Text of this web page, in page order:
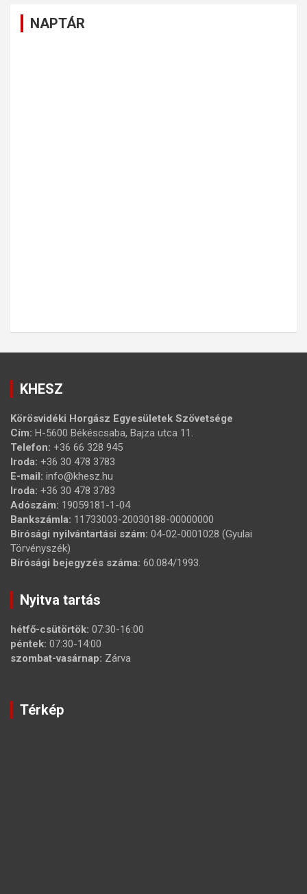
NAPTÁR
KHESZ
Körösvidéki Horgász Egyesületek Szövetsége
Cím: H-5600 Békéscsaba, Bajza utca 11.
Telefon: +36 66 328 945
Iroda: +36 30 478 3783
E-mail: info@khesz.hu
Iroda: +36 30 478 3783
Adószám: 19059181-1-04
Bankszámla: 11733003-20030188-00000000
Bírósági nyilvántartási szám: 04-02-0001028 (Gyulai
Törvényszék)
Bírósági bejegyzés száma: 60.084/1993.
Nyitva tartás
hétfő-csütörtök: 07:30-16:00
péntek: 07:30-14:00
szombat-vasárnap: Zárva
Térkép